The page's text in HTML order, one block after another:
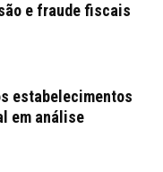
e fraude fiscais
estabelecimentos
em análise